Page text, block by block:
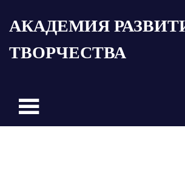
АКАДЕМИЯ
ТВОРЧЕСТВА